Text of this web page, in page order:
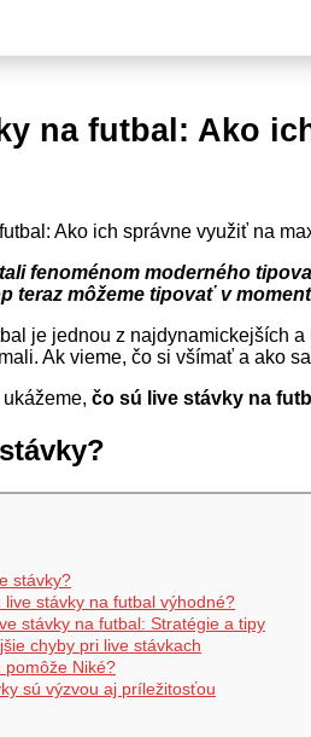
na futbal: Ako
fenoménom moderného
teraz môžeme tipovať v
je jednou z najdynamickejších
Ak vieme, čo si všímať a ako
čo sú live stávky na
stávky?
live stávky na futbal výhodné?
stávky na futbal: Stratégie a tipy
chyby pri live stávkach
pomôže Niké?
sú výzvou aj príležitosťou